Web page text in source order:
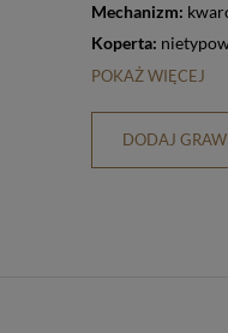
Mechanizm:
Koperta:
POKAŻ WIĘCEJ
DODAJ